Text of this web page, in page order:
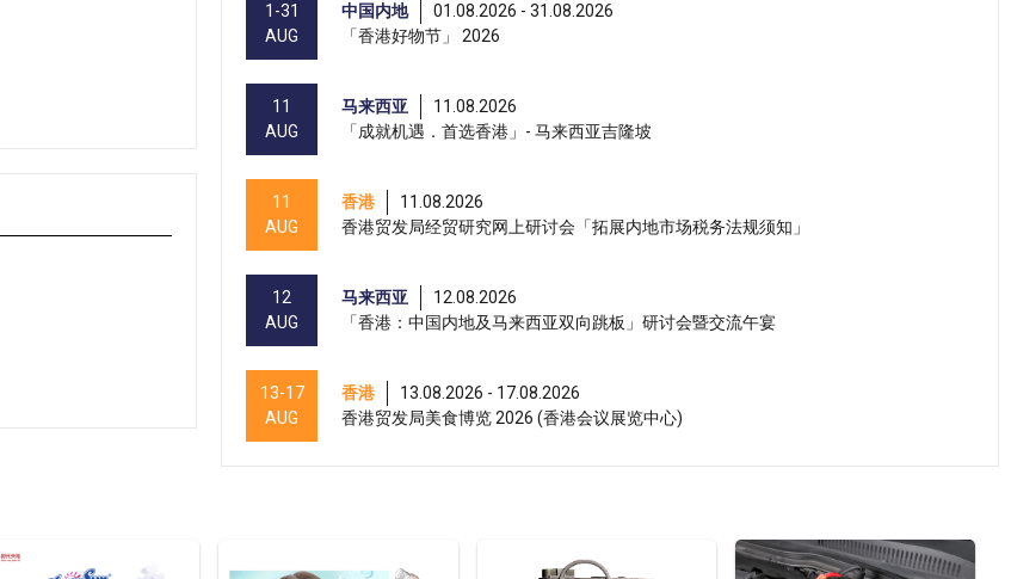
1-31
AUG
中国内地
01.08.2026 - 31.08.2026
「香港好物节」 2026
11
AUG
马来西亚
11.08.2026
「成就机遇．首选香港」- 马来西亚吉隆坡
11
AUG
香港
11.08.2026
香港贸发局经贸研究网上研讨会「拓展内地市场税务法规须知」
12
AUG
马来西亚
12.08.2026
「香港：中国内地及马来西亚双向跳板」研讨会暨交流午宴
13-17
AUG
香港
13.08.2026 - 17.08.2026
香港贸发局美食博览 2026 (香港会议展览中心)